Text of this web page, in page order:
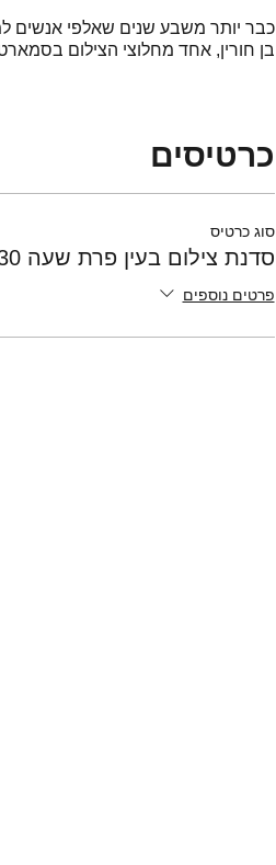
כבר יותר משבע שנים שאלפי אנשים
בן חורין, אחד מחלוצי הצילום
כרטיסים
סוג כרטיס
סדנת צילום בעין פרת שעה 12:30
פרטים נוספים